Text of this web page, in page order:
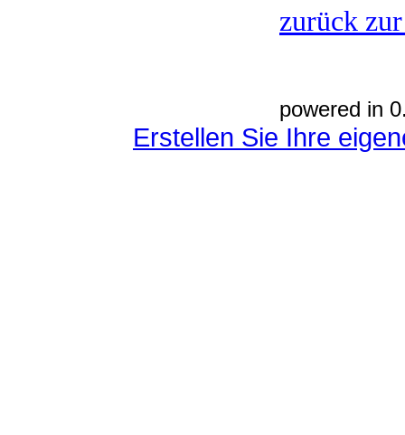
zurück
powered in
Erstellen Sie Ihre